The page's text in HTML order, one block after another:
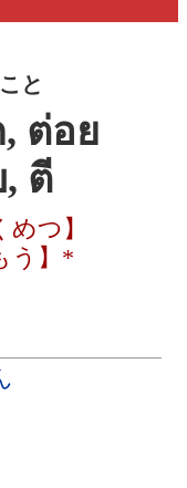
と
ต่อย
ตี
つ】
う】*